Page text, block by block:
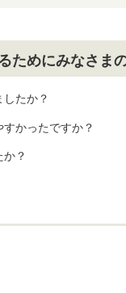
ためにみなさま
たか？
かったですか？
？